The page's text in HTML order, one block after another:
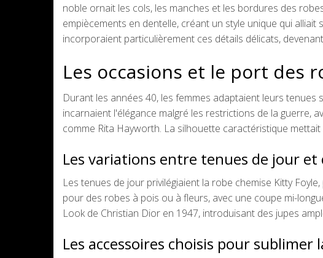
noble ornait les cols, les manches et les bordures des
empiècements en dentelle, créant un style unique qui
incorporaient particulièrement ces détails délicats,
Les occasions et le port des
Durant les années 40, les femmes adaptaient leurs
incarnaient l'élégance malgré les restrictions de la guerre,
comme Rita Hayworth. La silhouette caractéristique
Les variations entre tenues de jour et
Les tenues de jour privilégiaient la robe chemise Kitty
pour des robes à pois ou à fleurs, avec une coupe mi-
Look de Christian Dior en 1947, introduisant des jupes
Les accessoires choisis pour sublimer